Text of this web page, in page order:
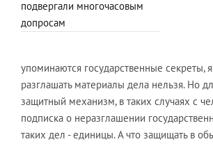
подвергали многочасовым
допросам
упоминаются государственные секреты,
разглашать материалы дела нельзя. Но
защитный механизм, в таких случаях с
подписка о неразглашении
таких дел - единицы. А что защищать в